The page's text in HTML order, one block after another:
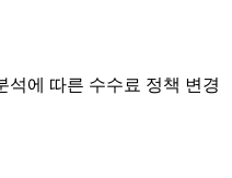
석에 따른 수수료 정책 변경